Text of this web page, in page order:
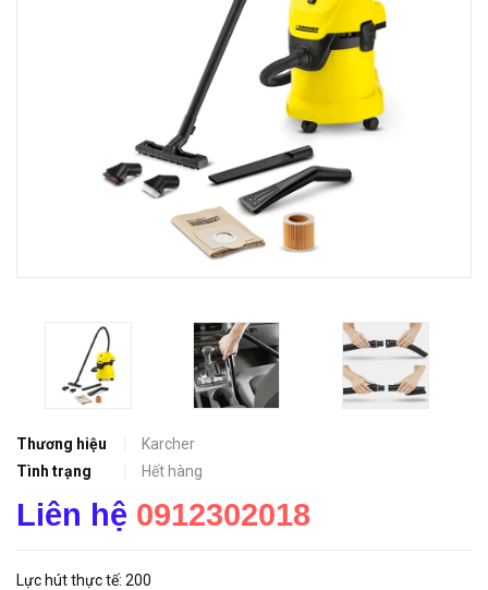
Thương hiệu
Karcher
Tình trạng
Hết hàng
Liên hệ 0912302018
Lực hút thực tế: 200